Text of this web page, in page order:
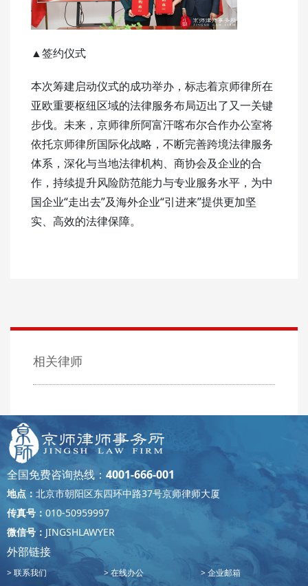
▲签约仪式
本次筹建启动仪式的成功举办，标志着京师律所在
亚欧重要枢纽区域的法律服务布局迈出了又一关键
步伐。未来，京师律所阿富汗喀布尔合作办公室将
依托京师律所国际化战略，不断完善跨境法律服务
体系，深化与当地法律机构、商协会及企业的合
作，持续提升风险防范能力与专业服务水平，为中
国企业“走出去”及海外企业“引进来”提供更加坚
实、高效的法律保障。
相关律师
全国免费咨询热线： 4001-666-001
地点： 北京市朝阳区东四环中路37号京师律师大厦
传真号： 010-50959997
微信号： JINGSHLAWYER
外部链接
联系我们 在线办公 企业邮箱